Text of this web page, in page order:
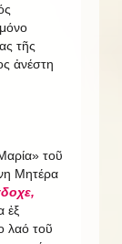
τῆς
ἀνέστη
τοῦ
Μητέρα
ἐξ
λαό τοῦ